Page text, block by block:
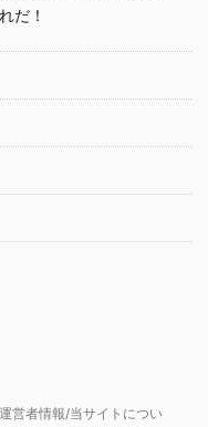
だ！
運営者情報/当サイトについ